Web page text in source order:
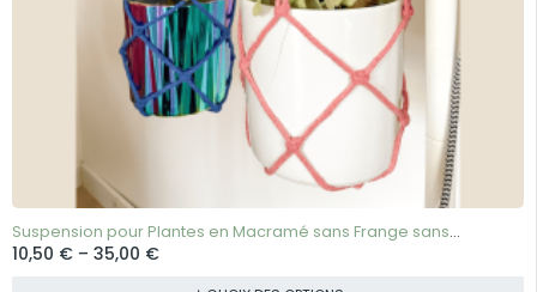
Suspension pour Plantes en Macramé sans Frange sans
Pompoms
10,50 € – 35,00 €